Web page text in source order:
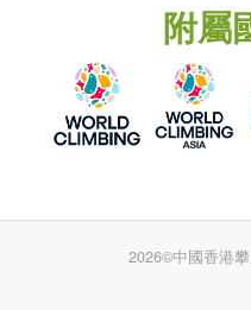
附屬
2026©中國香港